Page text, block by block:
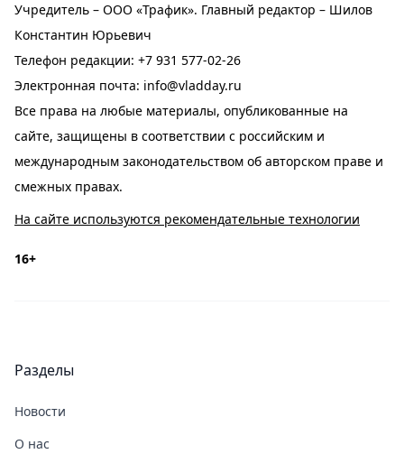
Учредитель – ООО «Трафик». Главный редактор – Шилов
Константин Юрьевич
Телефон редакции: +7 931 577-02-26
Электронная почта: info@vladday.ru
Все права на любые материалы, опубликованные на
сайте, защищены в соответствии с российским и
международным законодательством об авторском праве и
смежных правах.
На сайте используются рекомендательные технологии
16+
Разделы
Новости
О нас